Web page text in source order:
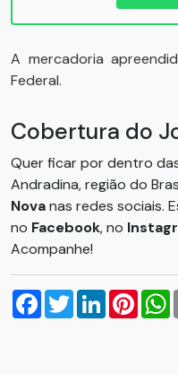
A mercadoria
Federal.
Cobertura do
Quer ficar por dentro
Andradina, região do
Novanas redes sociais.
no Facebook, no
Acompanhe!
Facebook
TwitterLinkedIn